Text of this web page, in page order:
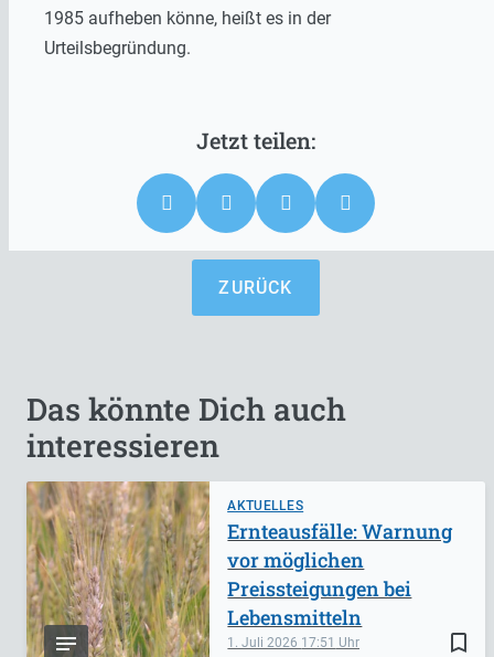
1985 aufheben könne, heißt es in der
Urteilsbegründung.
ZURÜCK
Das könnte Dich auch
interessieren
AKTUELLES
bookmark_border
1. Juli 2026 17:51
Ernteausfälle: Warnung
vor möglichen
Preissteigungen bei
Lebensmitteln